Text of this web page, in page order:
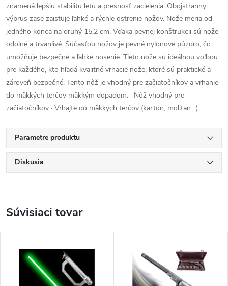
znamená lepšiu stabilitu letu a presnosť zacielenia. Obojstranný
výbrus zase zaisťuje ľahké a rýchle ostrenie nožov. Nože meria od
jedného konca na druhý 15,2 cm. Vďaka pevnej konštrukcii sú nože
odolné a trvanlivé. Súčasťou nožov je pevné nylonové púzdro, čo
umožňuje bezpečné a ľahké nosenie. Tieto nože sú ideálnou voľbou
pre každého, kto hľadá kvalitné vrhacie nože, ktoré sú praktické a
zároveň bezpečné. Tento nôž je vhodný pre začiatočníkov a vrhanie
do mäkkých terčov mäkkým dopadom. · Nôž vhodný pre
začiatočníkov · Vrhajte do mäkkých terčov (kartón, molitan…)
Parametre produktu
Diskusia
Súvisiaci tovar